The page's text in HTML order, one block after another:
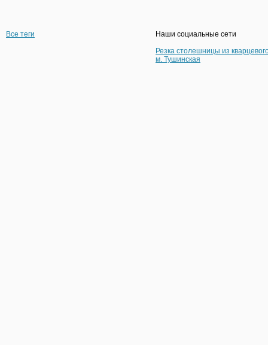
Все теги
Наши социальные сети
Резка столешницы из
м. Тушинская